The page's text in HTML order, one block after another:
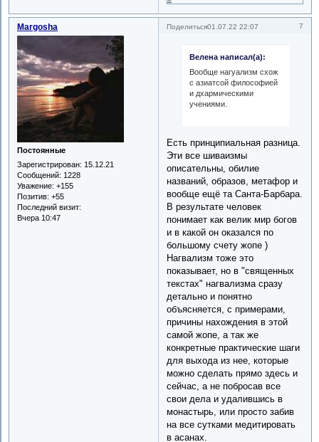
Поделиться 7
01.07.22 22:07
Margosha
Постоянные
Зарегистрирован: 15.12.21
Сообщений: 1228
Уважение: +155
Позитив: +55
Последний визит:
Вчера 10:47
Велена написал(а):
Вообще нагуализм схож
с азиатсой философией
и дхармическими
учениями.
Есть принципиальная разница.
Эти все шиваизмы
описательны, обилие
названий, образов, метафор и
вообще ещё та Санта-Барбара.
В результате человек
понимает как велик мир богов
и в какой он оказался по
большому счету жопе )
Нагвализм тоже это
показывает, но в "священных
текстах" нагвализма сразу
детально и понятно
объясняется, с примерами,
причины нахождения в этой
самой жопе, а так же
конкретные практические шаги
для выхода из нее, которые
можно сделать прямо здесь и
сейчас, а не побросав все
свои дела и удалившись в
монастырь, или просто забив
на все сутками медитировать
в асанах.